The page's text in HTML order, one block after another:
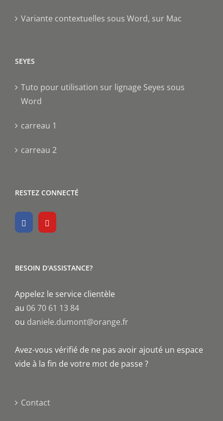
Variante contextuelles sous Word, sur Mac
SEYES
Tuto pour utilisation sur lignage Seyes sous
Word
carreau 1
carreau 2
RESTEZ CONNECTÉ
BESOIN D'ASSISTANCE?
Appelez le service clientèle
au 06 70 61 13 84
ou daniele.dumont@orange.fr
Avez-vous vérifié de ne pas avoir ajouté un espace
vide à la fin de votre mot de passe ?
Contact